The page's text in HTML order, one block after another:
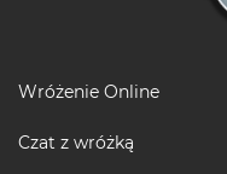
Wróżenie Online
Czat z wróżką